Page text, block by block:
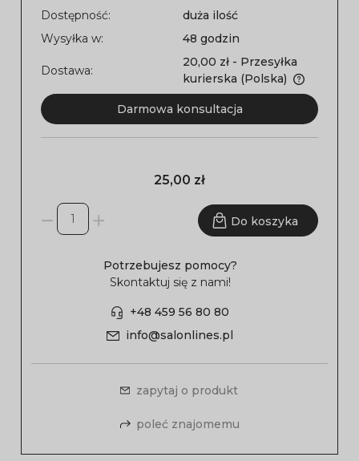
Dostępność:
duża ilość
Wysyłka w:
48 godzin
Dostawa:
20,00 zł - Przesyłka
kurierska (Polska)
Darmowa konsultacja
25,00 zł
Do koszyka
Potrzebujesz pomocy?
Skontaktuj się z nami!
+48 459 56 80 80
info@salonlines.pl
zapytaj o produkt
poleć znajomemu